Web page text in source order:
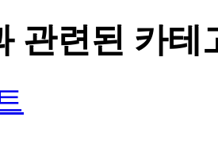
관련된 카테